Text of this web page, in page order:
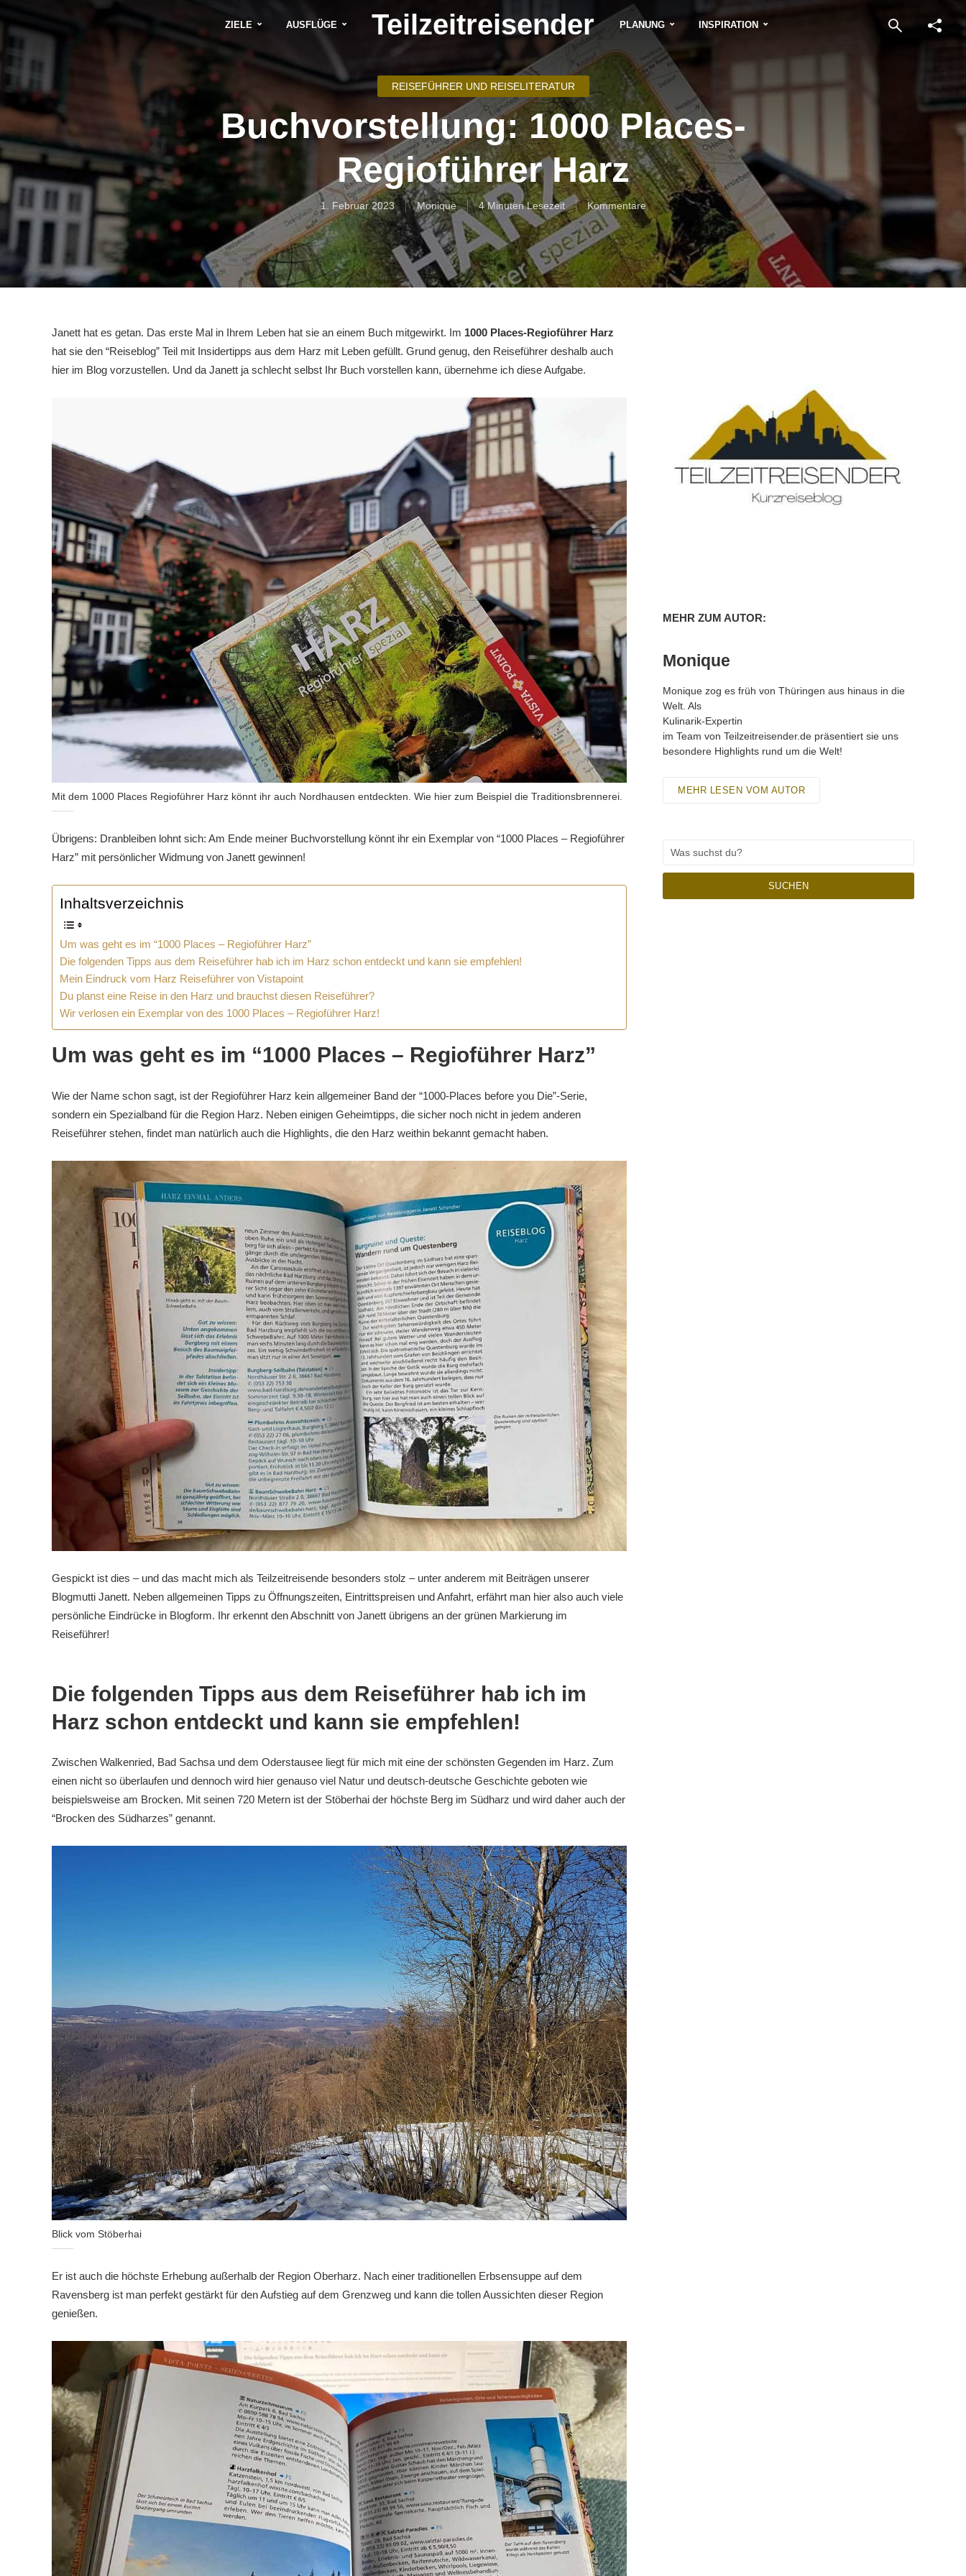
ZIELE AUSFLÜGE Teilzeitreisender PLANUNG INSPIRATION
REISEFÜHRER UND REISELITERATUR
Buchvorstellung: 1000 Places-
Regioführer Harz
1. Februar 2023 Monique 4 Minuten Lesezeit Kommentare
Janett hat es getan. Das erste Mal in Ihrem Leben hat sie an einem Buch mitgewirkt. Im 1000 Places-Regioführer Harz
hat sie den “Reiseblog” Teil mit Insidertipps aus dem Harz mit Leben gefüllt. Grund genug, den Reiseführer deshalb auch
hier im Blog vorzustellen. Und da Janett ja schlecht selbst Ihr Buch vorstellen kann, übernehme ich diese Aufgabe.
Mit dem 1000 Places Regioführer Harz könnt ihr auch Nordhausen entdeckten. Wie hier zum Beispiel die Traditionsbrennerei.
Übrigens: Dranbleiben lohnt sich: Am Ende meiner Buchvorstellung könnt ihr ein Exemplar von “1000 Places – Regioführer
Harz” mit persönlicher Widmung von Janett gewinnen!
Inhaltsverzeichnis
Um was geht es im “1000 Places – Regioführer Harz”
Die folgenden Tipps aus dem Reiseführer hab ich im Harz schon entdeckt und kann sie empfehlen!
Mein Eindruck vom Harz Reiseführer von Vistapoint
Du planst eine Reise in den Harz und brauchst diesen Reiseführer?
Wir verlosen ein Exemplar von des 1000 Places – Regioführer Harz!
Um was geht es im “1000 Places – Regioführer Harz”
Wie der Name schon sagt, ist der Regioführer Harz kein allgemeiner Band der “1000-Places before you Die”-Serie,
sondern ein Spezialband für die Region Harz. Neben einigen Geheimtipps, die sicher noch nicht in jedem anderen
Reiseführer stehen, findet man natürlich auch die Highlights, die den Harz weithin bekannt gemacht haben.
Gespickt ist dies – und das macht mich als Teilzeitreisende besonders stolz – unter anderem mit Beiträgen unserer
Blogmutti Janett. Neben allgemeinen Tipps zu Öffnungszeiten, Eintrittspreisen und Anfahrt, erfährt man hier also auch viele
persönliche Eindrücke in Blogform. Ihr erkennt den Abschnitt von Janett übrigens an der grünen Markierung im
Reiseführer!
Die folgenden Tipps aus dem Reiseführer hab ich im
Harz schon entdeckt und kann sie empfehlen!
Zwischen Walkenried, Bad Sachsa und dem Oderstausee liegt für mich mit eine der schönsten Gegenden im Harz. Zum
einen nicht so überlaufen und dennoch wird hier genauso viel Natur und deutsch-deutsche Geschichte geboten wie
beispielsweise am Brocken. Mit seinen 720 Metern ist der Stöberhai der höchste Berg im Südharz und wird daher auch der
“Brocken des Südharzes” genannt.
Blick vom Stöberhai
Er ist auch die höchste Erhebung außerhalb der Region Oberharz. Nach einer traditionellen Erbsensuppe auf dem
Ravensberg ist man perfekt gestärkt für den Aufstieg auf dem Grenzweg und kann die tollen Aussichten dieser Region
genießen.
MEHR ZUM AUTOR:
Monique
Monique zog es früh von Thüringen aus hinaus in die
Welt. Als
Kulinarik-Expertin
im Team von Teilzeitreisender.de präsentiert sie uns
besondere Highlights rund um die Welt!
MEHR LESEN VOM AUTOR
SUCHEN